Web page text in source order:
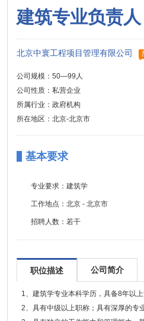
建筑专业负责人
北京中寰工程项目管理有限公司
公司规模：50—99人
公司性质：私营企业
所属行业：政府机构
所在地区：北京-北京市
基本要求
专业要求： 建筑学
工作地点： 北京 - 北京市
招聘人数： 若干
职位描述 公司简介
1、建筑学专业本科学历，具备8年以
2、具有中级以上职称；具有深厚的专